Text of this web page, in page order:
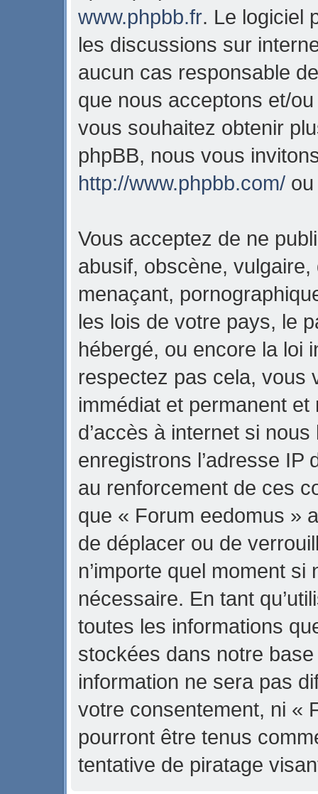
www.phpbb.fr. Le logiciel
les discussions sur
aucun cas responsable
que nous acceptons et/
vous souhaitez obtenir
phpBB, nous vous
http://www.phpbb.com/
Vous acceptez de ne
abusif, obscène,
menaçant,
les lois de votre pays, le
hébergé, ou encore la loi
respectez pas cela, vous
immédiat et permanent
d’accès à internet si
enregistrons l’adresse IP
au renforcement de ces
que « Forum eedomus »
de déplacer ou de
n’importe quel moment
nécessaire. En tant
toutes les informations
stockées dans notre
information ne sera pas
votre consentement, ni «
pourront être tenus
tentative de piratage